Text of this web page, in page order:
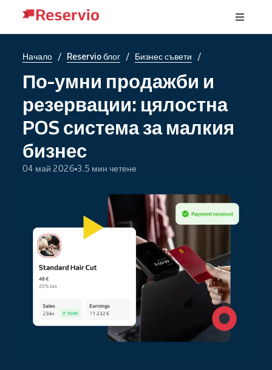
Начало / Reservio блог / Бизнес съвети /
По-умни продажби и
резервации: цялостна
POS система за малкия
бизнес
04 май 2026 3.5 мин четене